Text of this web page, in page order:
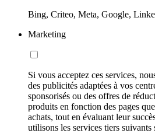
Bing, Criteo, Meta, Google,
Marketing
Si vous acceptez ces services,
des publicités adaptées à vos
sponsorisés ou des offres de
produits en fonction des pages
achats, tout en évaluant leur
utilisons les services tiers suivants